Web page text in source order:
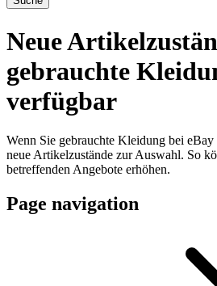
Neue
gebrauchte
verfügbar
Wenn Sie gebrauchte Kleidung bei
neue Artikelzustände zur Auswahl. So
betreffenden Angebote erhöhen.
Page navigation